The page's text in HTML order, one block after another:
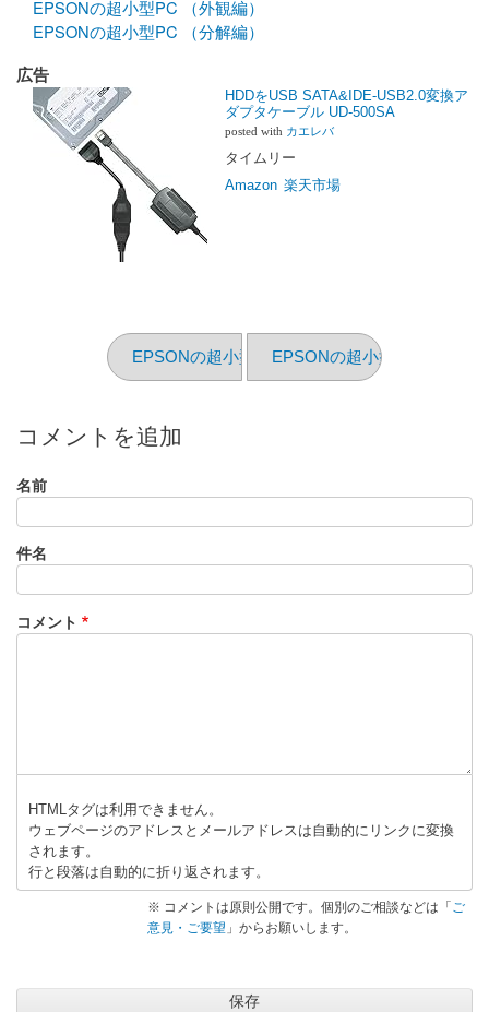
EPSONの超小型PC （外観編）
EPSONの超小型PC （分解編）
広告
HDDをUSB SATA&IDE-USB2.0変換ア
ダプタケーブル UD-500SA
posted with カエレバ
タイムリー
Amazon 楽天市場
EPSONの超小型PC （インストール編 その2）
EPSONの超小型PC （分解
コメントを追加
名前
件名
コメント
HTMLタグは利用できません。
ウェブページのアドレスとメールアドレスは自動的にリンクに変換
されます。
行と段落は自動的に折り返されます。
※ コメントは原則公開です。個別のご相談などは「 ご
意見・ご要望 」からお願いします。